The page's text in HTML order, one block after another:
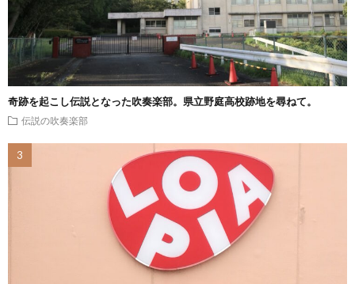
奇跡を起こし伝説となった吹奏楽部。県立野庭高校跡地を尋ねて。
伝説の吹奏楽部